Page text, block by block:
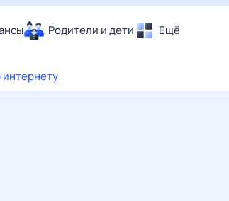
Родители и дети Ещё
Еда